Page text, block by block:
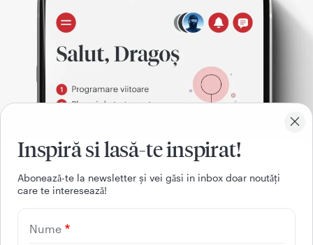
Inspiră si lasă-te inspirat!
Aboneazǎ-te la newsletter și vei gǎsi in inbox doar noutǎți
care te intereseazǎ!
Nume